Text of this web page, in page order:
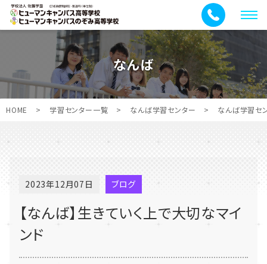
メ
ニ
ュ
ー
なんば
HOME > 学習センター一覧 > なんば学習センター > なんば学習セ
2023年12月07日 ブログ
【なんば】生きていく上で大切なマイ
ンド